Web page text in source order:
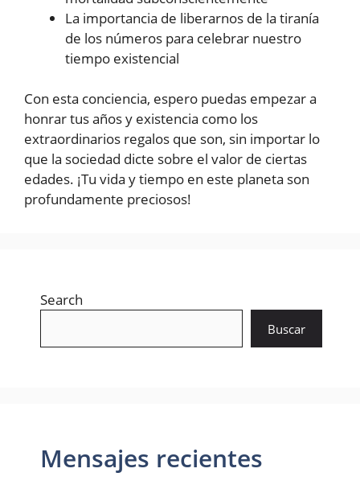
La importancia de liberarnos de la tiranía
de los números para celebrar nuestro
tiempo existencial
Con esta conciencia, espero puedas empezar a
honrar tus años y existencia como los
extraordinarios regalos que son, sin importar lo
que la sociedad dicte sobre el valor de ciertas
edades. ¡Tu vida y tiempo en este planeta son
profundamente preciosos!
Search
Buscar
Mensajes recientes